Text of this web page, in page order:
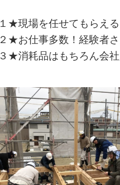
★現場を任せてもらえ
★お仕事多数！経験者
★消耗品はもちろん会社